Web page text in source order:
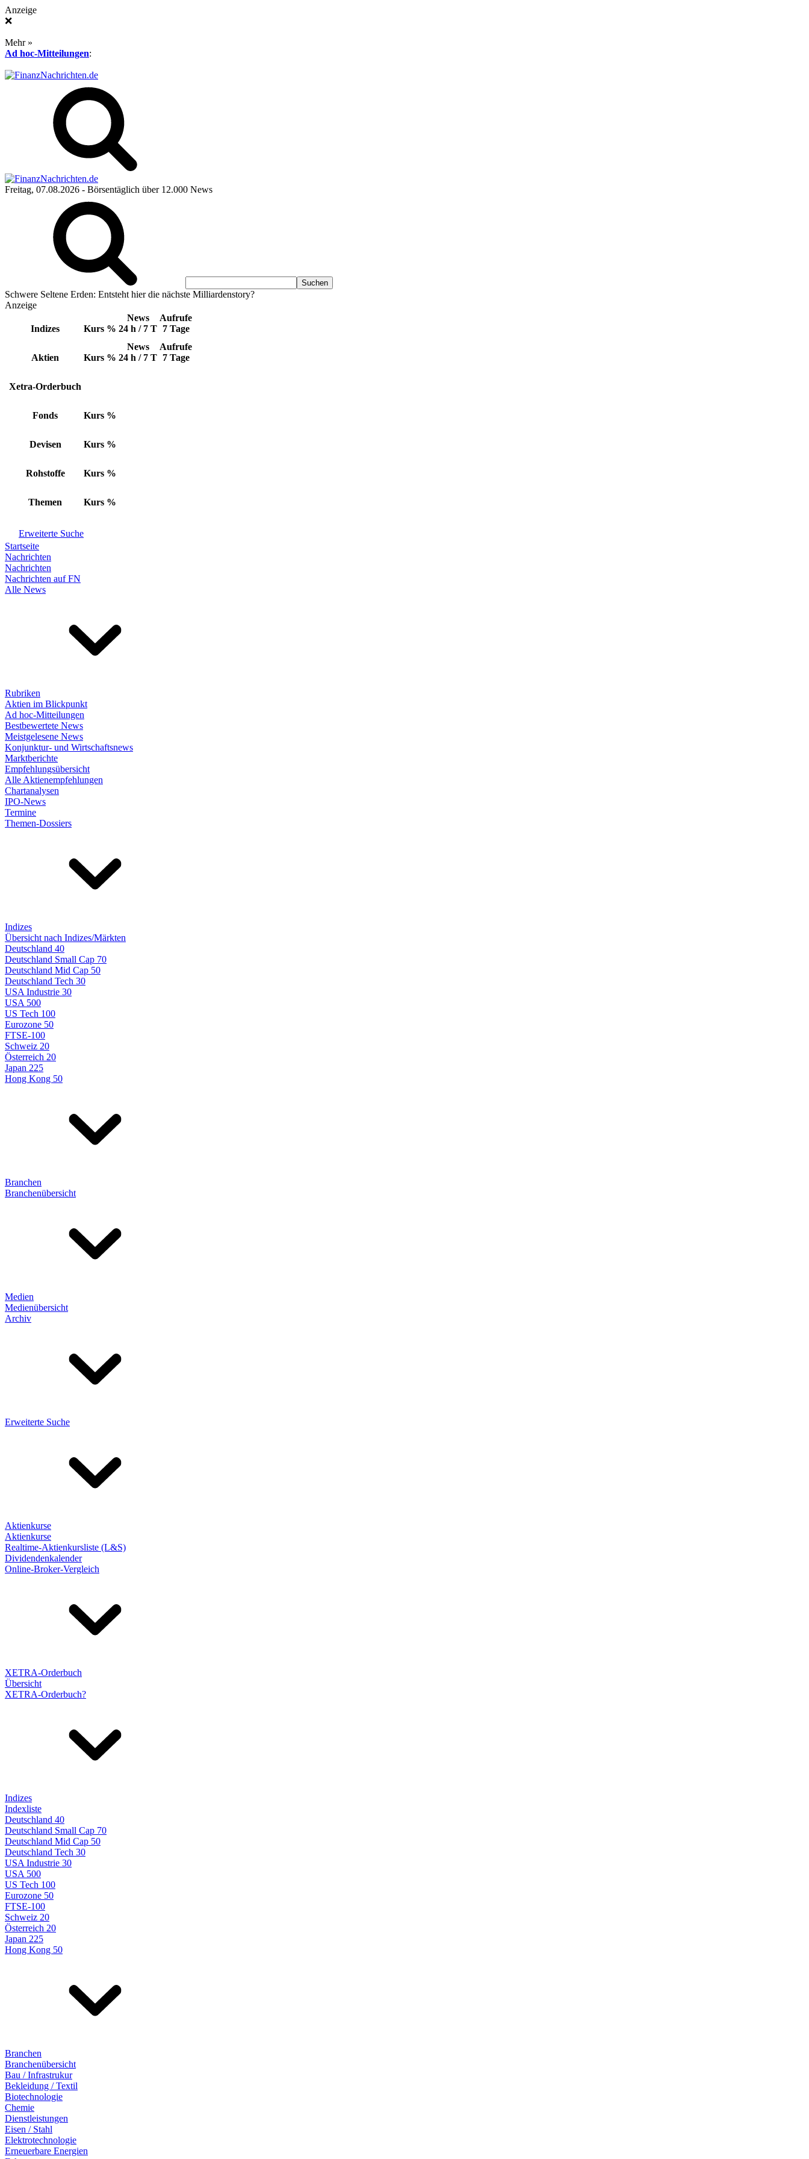
Anzeige
❌
Mehr »
Ad hoc-Mitteilungen:
Freitag, 07.08.2026 - Börsentäglich über 12.000 News
Schwere Seltene Erden: Entsteht hier die nächste Milliardenstory?
Anzeige
Indizes Kurs %
News
24 h / 7 T
Aufrufe
7 Tage
Aktien Kurs %
News
24 h / 7 T
Aufrufe
7 Tage
Xetra-Orderbuch
Fonds Kurs %
Devisen Kurs %
Rohstoffe Kurs %
Themen Kurs %
Erweiterte Suche
Startseite
Nachrichten
Nachrichten
Nachrichten auf FN
Alle News
Rubriken
Aktien im Blickpunkt
Ad hoc-Mitteilungen
Bestbewertete News
Meistgelesene News
Konjunktur- und Wirtschaftsnews
Marktberichte
Empfehlungsübersicht
Alle Aktienempfehlungen
Chartanalysen
IPO-News
Termine
Themen-Dossiers
Indizes
Übersicht nach Indizes/Märkten
Deutschland 40
Deutschland Small Cap 70
Deutschland Mid Cap 50
Deutschland Tech 30
USA Industrie 30
USA 500
US Tech 100
Eurozone 50
FTSE-100
Schweiz 20
Österreich 20
Japan 225
Hong Kong 50
Branchen
Branchenübersicht
Medien
Medienübersicht
Archiv
Erweiterte Suche
Aktienkurse
Aktienkurse
Realtime-Aktienkursliste (L&S)
Dividendenkalender
Online-Broker-Vergleich
XETRA-Orderbuch
Übersicht
XETRA-Orderbuch?
Indizes
Indexliste
Deutschland 40
Deutschland Small Cap 70
Deutschland Mid Cap 50
Deutschland Tech 30
USA Industrie 30
USA 500
US Tech 100
Eurozone 50
FTSE-100
Schweiz 20
Österreich 20
Japan 225
Hong Kong 50
Branchen
Branchenübersicht
Bau / Infrastrukur
Bekleidung / Textil
Biotechnologie
Chemie
Dienstleistungen
Eisen / Stahl
Elektrotechnologie
Erneuerbare Energien